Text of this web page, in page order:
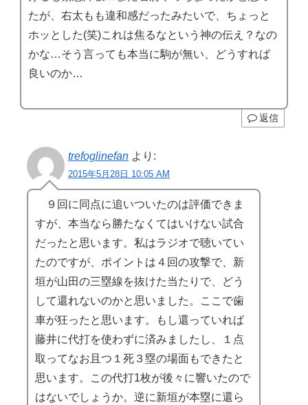
たが、右太もも違和感だったみたいで、ちょっと
ホッとした(笑)これは焦るなという神の伝え？なの
かな…そう言っても本当に駒が無い、どうすれば
良いのか…
返信
trefoglinefan より:
2015年5月28日 10:05 AM
９回に同点に追いついたのは評価できま
すが、本当なら勝たなくてはいけない試合
だったと思います。私はラジオで聴いてい
たのですが、ポイントは４回の攻撃で、新
垣が山田の三塁線を抜けた当たりで、どう
して還れないのかと思いました。ここで歯
車が狂ったと思います。もし還っていれば
藤井に代打を使わずに済みましたし、１点
取ってなお且つ１死３塁の場面もできたと
思います。この代打1枚が後々に響いたので
はないでしょうか。逆に新垣が本塁に還ら